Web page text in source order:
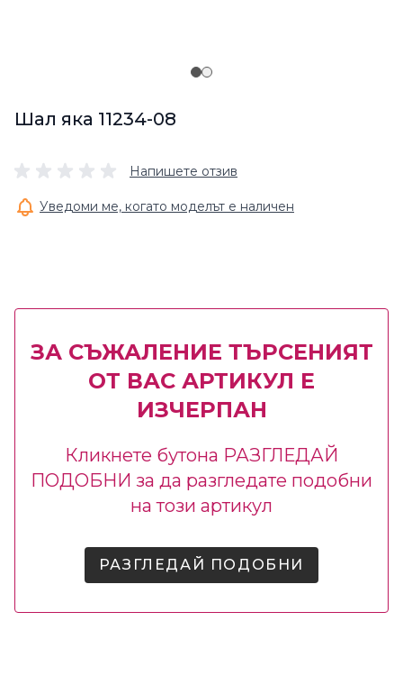
Шал яка 11234-08
Напишете отзив
Уведоми ме, когато моделът е наличен
ЗА СЪЖАЛЕНИЕ ТЪРСЕНИЯТ
ОТ ВАС АРТИКУЛ Е
ИЗЧЕРПАН
Кликнете бутона РАЗГЛЕДАЙ
ПОДОБНИ за да разгледате подобни
на този артикул
РАЗГЛЕДАЙ ПОДОБНИ